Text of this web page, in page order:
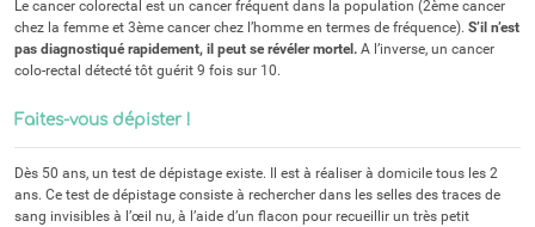
Le cancer colorectal est un cancer fréquent dans la population (2ème cancer
chez la femme et 3ème cancer chez l’homme en termes de fréquence). S’il n’est
pas diagnostiqué rapidement, il peut se révéler mortel. A l’inverse, un cancer
colo-rectal détecté tôt guérit 9 fois sur 10.
Faites-vous dépister !
Dès 50 ans, un test de dépistage existe. Il est à réaliser à domicile tous les 2
ans. Ce test de dépistage consiste à rechercher dans les selles des traces de
sang invisibles à l’œil nu, à l’aide d’un flacon pour recueillir un très petit